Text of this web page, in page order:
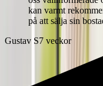
kan varmt
på att sälja sin
Gustav S7 veckor